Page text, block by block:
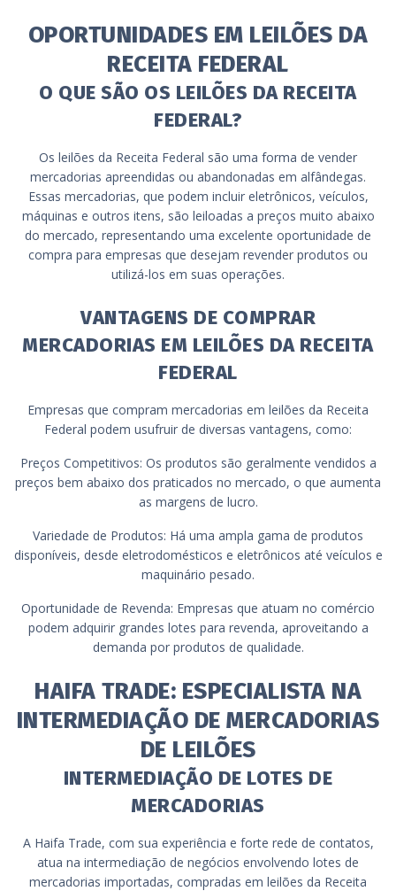
OPORTUNIDADES EM LEILÕES DA
RECEITA FEDERAL
O QUE SÃO OS LEILÕES DA RECEITA
FEDERAL?
Os leilões da Receita Federal são uma forma de vender
mercadorias apreendidas ou abandonadas em alfândegas.
Essas mercadorias, que podem incluir eletrônicos, veículos,
máquinas e outros itens, são leiloadas a preços muito abaixo
do mercado, representando uma excelente oportunidade de
compra para empresas que desejam revender produtos ou
utilizá-los em suas operações.
VANTAGENS DE COMPRAR
MERCADORIAS EM LEILÕES DA RECEITA
FEDERAL
Empresas que compram mercadorias em leilões da Receita
Federal podem usufruir de diversas vantagens, como:
Preços Competitivos: Os produtos são geralmente vendidos a
preços bem abaixo dos praticados no mercado, o que aumenta
as margens de lucro.
Variedade de Produtos: Há uma ampla gama de produtos
disponíveis, desde eletrodomésticos e eletrônicos até veículos e
maquinário pesado.
Oportunidade de Revenda: Empresas que atuam no comércio
podem adquirir grandes lotes para revenda, aproveitando a
demanda por produtos de qualidade.
HAIFA TRADE: ESPECIALISTA NA
INTERMEDIAÇÃO DE MERCADORIAS
DE LEILÕES
INTERMEDIAÇÃO DE LOTES DE
MERCADORIAS
A Haifa Trade, com sua experiência e forte rede de contatos,
atua na intermediação de negócios envolvendo lotes de
mercadorias importadas, compradas em leilões da Receita